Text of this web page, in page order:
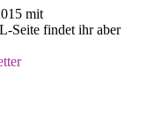
mit
Seite findet ihr aber